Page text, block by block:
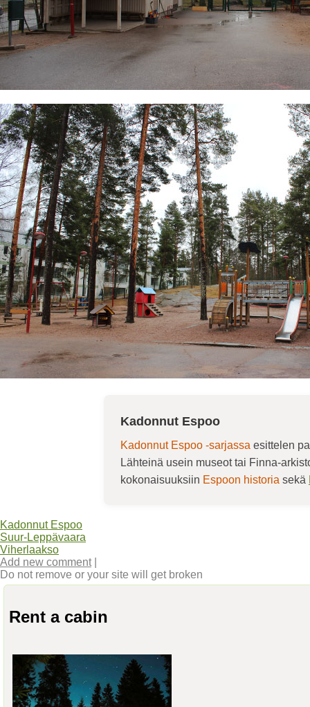
Kadonnut Espoo
Kadonnut Espoo -sarjassa esittelen
Lähteinä usein museot tai Finna-
kokonaisuuksiin Espoon historia sekä
Kadonnut Espoo
Suur-Leppävaara
Viherlaakso
Add new comment|
Do not remove or your site will get broken
Rent a cabin